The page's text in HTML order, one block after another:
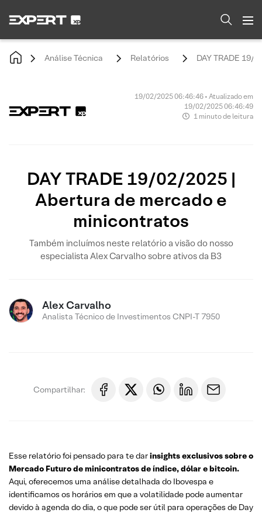
Análise Técnica Relatórios DAY TRADE 19/
19/02/2025 06:46:46 • Atualizado em
19/02/2025 06:46:49
1 minuto de leitura
DAY TRADE 19/02/2025 |
Abertura de mercado e
minicontratos
Também incluímos neste relatório a visão do nosso
especialista Alex Carvalho sobre ativos da B3
Alex Carvalho
Analista Técnico de Investimentos CNPI-T 7950
Compartilhar:
Esse relatório foi pensado para te darinsights exclusivos sobre o
Mercado Futuro de minicontratos de índice, dólar e bitcoin.
Aqui, oferecemos uma análise detalhada do Ibovespa e
identificamos os horários em que a volatilidade pode aumentar
devido à agenda do dia, o que pode ser útil para operações de Day